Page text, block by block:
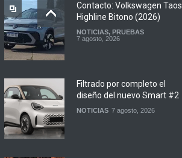
Contacto: Volkswagen Taos
Highline Bitono (2026)
NOTICIAS, PRUEBAS
7 agosto, 2026
Filtrado por completo el
diseño del nuevo Smart #2
NOTICIAS 7 agosto, 2026